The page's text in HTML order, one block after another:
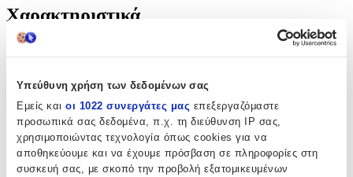
Υπεύθυνη χρήση των δεδομένων σας
Εμείς και οι 1022 συνεργάτες μας επεξεργαζόμαστε
προσωπικά σας δεδομένα, π.χ. τη διεύθυνση IP σας,
χρησιμοποιώντας τεχνολογία όπως cookies για να
αποθηκεύουμε και να έχουμε πρόσβαση σε πληροφορίες στη
συσκευή σας, με σκοπό την προβολή εξατομικευμένων
Χαρακτηριστικά
Κατασκευαστής
Βασικά Χαρακτηριστικά
Χρώμα Υλικού:
Κίτρινο